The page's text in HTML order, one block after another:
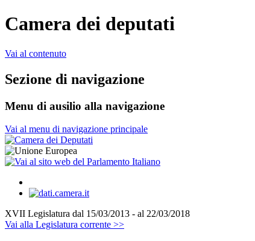
Camera dei deputati
Vai al contenuto
Sezione di navigazione
Menu di ausilio alla navigazione
Vai al menu di navigazione principale
XVII Legislatura dal 15/03/2013 - al 22/03/2018
Vai alla Legislatura corrente >>